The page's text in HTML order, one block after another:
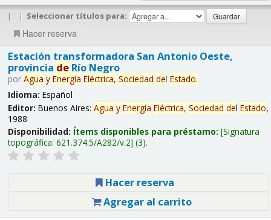
| | Seleccionar títulos para:
Hacer reserva
Estación transformadora San Antonio Oeste,
provincia deRío Negro
por Agua y Energía Eléctrica, Sociedad del Estado.
Idioma: Español
Editor: Buenos Aires: Agua y Energía Eléctrica, Sociedad del Estado,
1988
Disponibilidad: Ítems disponibles para préstamo: Signatura
topográfica: 621.374.5/A282/v.2 (3).
Hacer reserva
Agregar al carrito